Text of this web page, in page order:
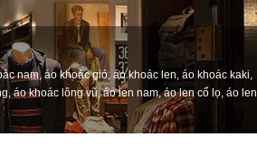
nam, áo khoác gió, áo khoác len, áo khoác kaki,
áo khoác lông vũ, áo len nam, áo len cổ lọ, áo len